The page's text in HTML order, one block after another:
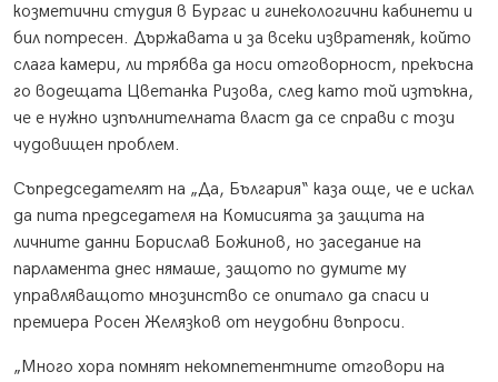
козметични студия в Бургас и гинекологични кабинети и
бил потресен. Държавата и за всеки извратеняк, който
слага камери, ли трябва да носи отговорност, прекъсна
го водещата Цветанка Ризова, след като той изтъкна,
че е нужно изпълнителната власт да се справи с този
чудовищен проблем.
Съпредседателят на „Да, България“ каза още, че е искал
да пита председателя на Комисията за защита на
личните данни Борислав Божинов, но заседание на
парламента днес нямаше, защото по думите му
управляващото мнозинство се опитало да спаси и
премиера Росен Желязков от неудобни въпроси.
„Много хора помнят некомпетентните отговори на